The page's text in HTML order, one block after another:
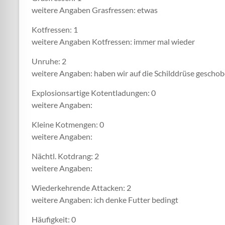
weitere Angaben Grasfressen: etwas
Kotfressen: 1
weitere Angaben Kotfressen: immer mal wieder
Unruhe: 2
weitere Angaben: haben wir auf die Schilddrüse
Explosionsartige Kotentladungen: 0
weitere Angaben:
Kleine Kotmengen: 0
weitere Angaben:
Nächtl. Kotdrang: 2
weitere Angaben:
Wiederkehrende Attacken: 2
weitere Angaben: ich denke Futter bedingt
Häufigkeit: 0